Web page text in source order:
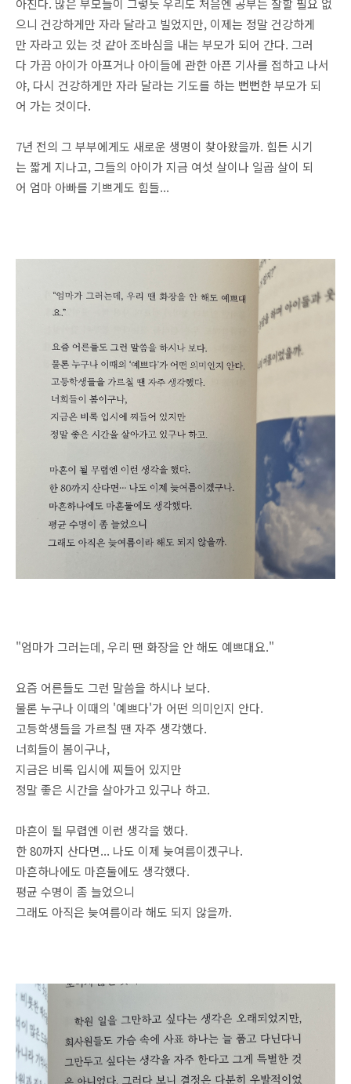
아진다. 많은 부모들이 그렇듯 우리도 처음엔 공부는 잘할 필요 없
으니 건강하게만 자라 달라고 빌었지만, 이제는 정말 건강하게
만 자라고 있는 것 같아 조바심을 내는 부모가 되어 간다. 그러
다 가끔 아이가 아프거나 아이들에 관한 아픈 기사를 접하고 나서
야, 다시 건강하게만 자라 달라는 기도를 하는 뻔뻔한 부모가 되
어 가는 것이다.
7년 전의 그 부부에게도 새로운 생명이 찾아왔을까. 힘든 시기
는 짧게 지나고, 그들의 아이가 지금 여섯 살이나 일곱 살이 되
어 엄마 아빠를 기쁘게도 힘들...
"엄마가 그러는데, 우리 땐 화장을 안 해도 예쁘대요."
요즘 어른들도 그런 말씀을 하시나 보다.
물론 누구나 이때의 '예쁘다'가 어떤 의미인지 안다.
고등학생들을 가르칠 땐 자주 생각했다.
너희들이 봄이구나,
지금은 비록 입시에 찌들어 있지만
정말 좋은 시간을 살아가고 있구나 하고.
마흔이 될 무렵엔 이런 생각을 했다.
한 80까지 산다면... 나도 이제 늦여름이겠구나.
마흔하나에도 마흔둘에도 생각했다.
평균 수명이 좀 늘었으니
그래도 아직은 늦여름이라 해도 되지 않을까.